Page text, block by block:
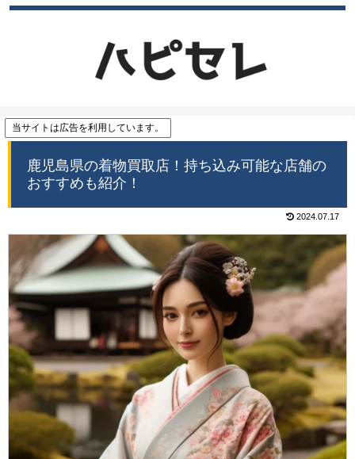
当サイトは広告を利用しています。
鹿児島県の着物買取店！持ち込み可能な店舗の
おすすめも紹介！
2024.07.17